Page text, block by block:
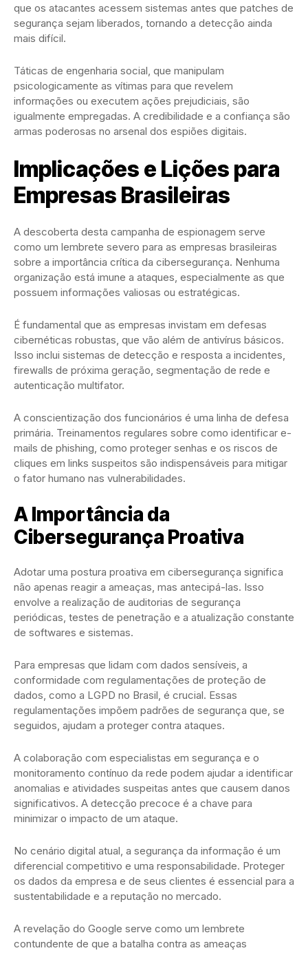
que os atacantes acessem sistemas antes que patches de
segurança sejam liberados, tornando a detecção ainda
mais difícil.
Táticas de engenharia social, que manipulam
psicologicamente as vítimas para que revelem
informações ou executem ações prejudiciais, são
igualmente empregadas. A credibilidade e a confiança são
armas poderosas no arsenal dos espiões digitais.
Implicações e Lições para
Empresas Brasileiras
A descoberta desta campanha de espionagem serve
como um lembrete severo para as empresas brasileiras
sobre a importância crítica da cibersegurança. Nenhuma
organização está imune a ataques, especialmente as que
possuem informações valiosas ou estratégicas.
É fundamental que as empresas invistam em defesas
cibernéticas robustas, que vão além de antivírus básicos.
Isso inclui sistemas de detecção e resposta a incidentes,
firewalls de próxima geração, segmentação de rede e
autenticação multifator.
A conscientização dos funcionários é uma linha de defesa
primária. Treinamentos regulares sobre como identificar e-
mails de phishing, como proteger senhas e os riscos de
cliques em links suspeitos são indispensáveis para mitigar
o fator humano nas vulnerabilidades.
A Importância da
Cibersegurança Proativa
Adotar uma postura proativa em cibersegurança significa
não apenas reagir a ameaças, mas antecipá-las. Isso
envolve a realização de auditorias de segurança
periódicas, testes de penetração e a atualização constante
de softwares e sistemas.
Para empresas que lidam com dados sensíveis, a
conformidade com regulamentações de proteção de
dados, como a LGPD no Brasil, é crucial. Essas
regulamentações impõem padrões de segurança que, se
seguidos, ajudam a proteger contra ataques.
A colaboração com especialistas em segurança e o
monitoramento contínuo da rede podem ajudar a identificar
anomalias e atividades suspeitas antes que causem danos
significativos. A detecção precoce é a chave para
minimizar o impacto de um ataque.
No cenário digital atual, a segurança da informação é um
diferencial competitivo e uma responsabilidade. Proteger
os dados da empresa e de seus clientes é essencial para a
sustentabilidade e a reputação no mercado.
A revelação do Google serve como um lembrete
contundente de que a batalha contra as ameaças